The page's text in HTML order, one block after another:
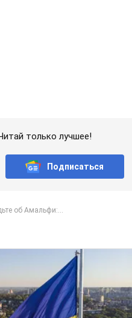
версия гимна
Российская
в школе